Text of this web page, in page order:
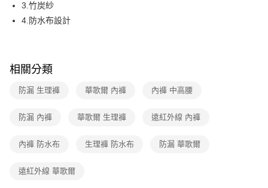
每筆NT$80，滿NT$1,000(含以上)免運費
7-11取貨付款
每筆NT$80，滿NT$1,000(含以上)免運費
每筆NT$80，滿NT$1,000(含以上)免運費
宅配
3.竹炭紗
4.防水布設計
相關分類
防漏 生理褲 華歌爾 內褲 內褲 中高腰
防漏 內褲 華歌爾 生理褲 遠紅外線 內褲
內褲 防水布 生理褲 防水布 防漏 華歌爾
遠紅外線 華歌爾